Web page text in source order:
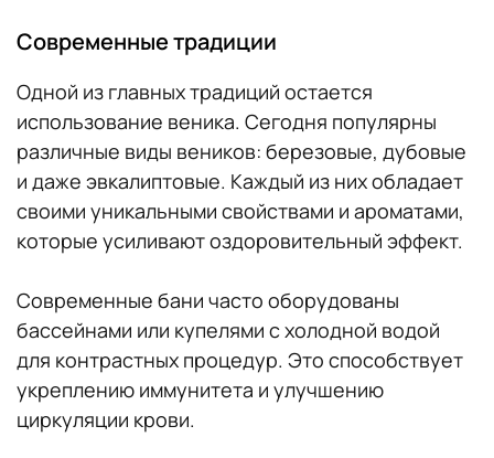
Современные традиции
Одной из главных традиций остается
использование веника. Сегодня популярны
различные виды веников: березовые, дубовые
и даже эвкалиптовые. Каждый из них обладает
своими уникальными свойствами и ароматами,
которые усиливают оздоровительный эффект.
Современные бани часто оборудованы
бассейнами или купелями с холодной водой
для контрастных процедур. Это способствует
укреплению иммунитета и улучшению
циркуляции крови.